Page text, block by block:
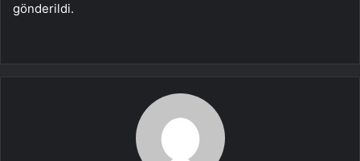
gönderildi.